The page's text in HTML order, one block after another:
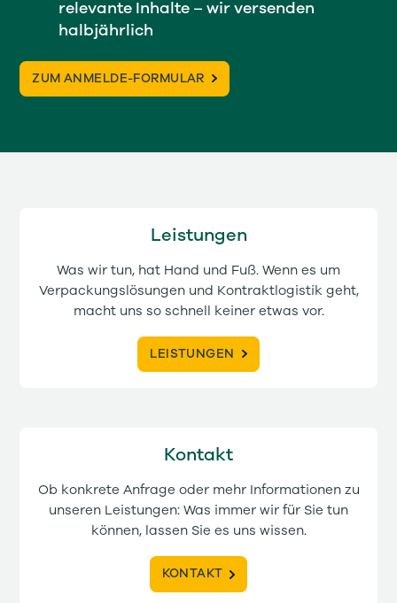
relevante Inhalte – wir versenden
halbjährlich
ZUM ANMELDE-FORMULAR
Leistungen
Was wir tun, hat Hand und Fuß. Wenn es um
Verpackungslösungen und Kontraktlogistik geht,
macht uns so schnell keiner etwas vor.
LEISTUNGEN
Kontakt
Ob konkrete Anfrage oder mehr Informationen zu
unseren Leistungen: Was immer wir für Sie tun
können, lassen Sie es uns wissen.
KONTAKT